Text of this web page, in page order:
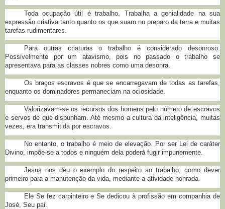
Toda ocupação útil é trabalho. Trabalha a genialidade na sua
expressão criativa tanto quanto os que suam no preparo da terra e muitas
tarefas rudimentares.
Para outras criaturas o trabalho é considerado desonroso.
Possivelmente por um atavismo, pois no passado o trabalho se
apresentava para as classes nobres como uma desonra.
Os braços escravos é que se encarregavam de todas as tarefas,
enquanto os dominadores permaneciam na ociosidade.
Valorizavam-se os recursos dos homens pelo número de escravos
e servos de que dispunham. Até mesmo a cultura da inteligência, muitas
vezes, era transmitida por escravos.
No entanto, o trabalho é meio de elevação. Por ser Lei de caráter
Divino, impõe-se a todos e ninguém dela poderá fugir impunemente.
Jesus nos deu o exemplo do respeito ao trabalho, como dever
primeiro para a manutenção da vida, mediante a atividade honrada.
Ele Se fez carpinteiro e Se dedicou à profissão em companhia de
José, Seu pai.